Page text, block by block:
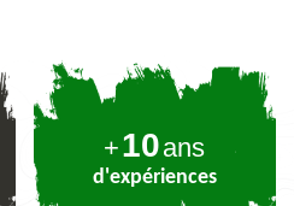
+10ans
d'expériences